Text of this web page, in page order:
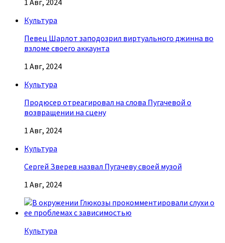
1 Авг, 2024
Культура
Певец Шарлот заподозрил виртуального джинна во
взломе своего аккаунта
1 Авг, 2024
Культура
Продюсер отреагировал на слова Пугачевой о
возвращении на сцену
1 Авг, 2024
Культура
Сергей Зверев назвал Пугачеву своей музой
1 Авг, 2024
Культура